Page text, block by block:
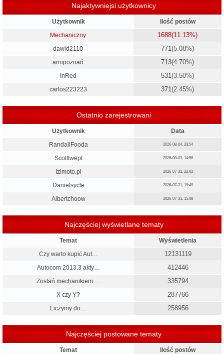
Najaktywniejsi użytkownicy
Użytkownik
Ilość postów
Mechaniczny
1688(11.13%)
dawid2110 771(5.08%)
arnipoznań 713(4.70%)
InRed 531(3.50%)
carlos223223 371(2.45%)
Ostatnio zarejestrowani
Użytkownik
Data
RandallFooda
2026-08-04, 23:54
Scotttwept 2026-08-03, 14:56
Izimoto.pl 2026-07-31, 22:02
Danielsycle 2026-07-31, 19:49
Albertchoow 2026-07-31, 15:08
Najczęściej wyświetlane tematy
Temat
Wyświetlenia
Czy warto kupić Aut…
12131119
Autocom 2013.3 akty… 412446
Zostań mechanikiem … 335794
X czy Y? 287766
Liczymy do.... 258956
Najczęściej postowane tematy
Temat
Ilość postów